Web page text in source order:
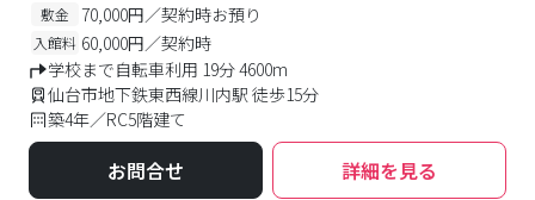
敷金 70,000円／契約時お預り
入館料 60,000円／契約時
学校まで自転車利用 19分 4600m
仙台市地下鉄東西線川内駅 徒歩15分
築4年／RC5階建て
お問合せ 詳細を見る